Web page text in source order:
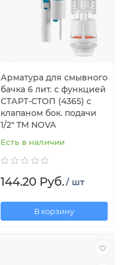
Арматура для смывного
бачка 6 лит. с функцией
СТАРТ-СТОП (4365) с
клапаном бок. подачи
1/2" TM NOVA
Есть в наличии
144.20 Руб./ шт
В корзину